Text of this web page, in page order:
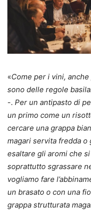
«Come per i vini,
sono delle regole
-. Per un antipasto di
un primo come un
cercare una grappa
magari servita fredda o
esaltare gli aromi che
soprattutto sgrassare
vogliamo fare
un brasato o con una
grappa strutturata